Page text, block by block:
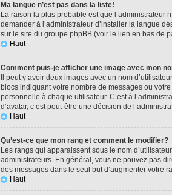
Ma langue n’est pas dans la liste!
La raison la plus probable est que l’administrateur
demander à l’administrateur d’installer la langue
sur le site du groupe phpBB (voir le lien en bas de
Haut
Comment puis-je afficher une image avec mon
Il peut y avoir deux images avec un nom
blocs indiquant votre nombre de messages ou
personnelle à chaque utilisateur. C’est à
d’avatar, c’est peut-être une décision de
Haut
Qu’est-ce que mon rang et comment le modifier?
Les rangs qui apparaissent sous le nom
administrateurs. En général, vous ne pouvez pas
des messages dans le seul but d’augmenter votre
Haut